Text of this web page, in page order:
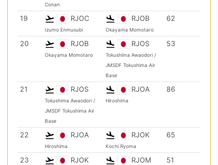
Conan
19 RJOC
Izumo Enmusubi
RJOB
Okayama Momotaro
62
20 RJOB
Okayama Momotaro
RJOS
Tokushima Awaodori /
JMSDF Tokushima Air
Base
53
21 RJOS
Tokushima Awaodori /
JMSDF Tokushima Air
Base
RJOA
Hiroshima
86
22 RJOA
Hiroshima
RJOK
Kochi Ryoma
65
23 RJOK RJOM 51